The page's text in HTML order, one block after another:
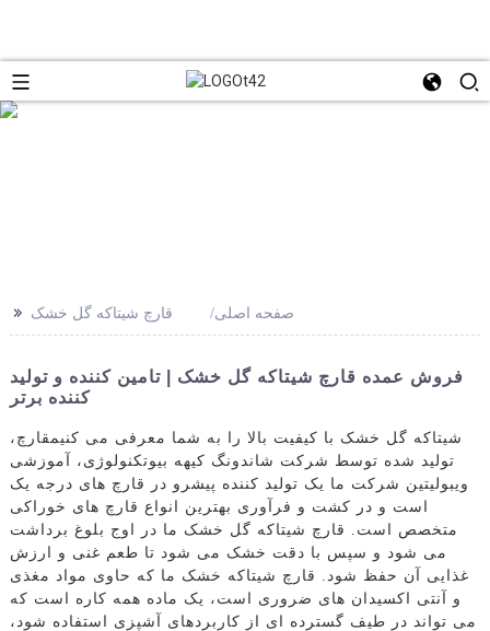
>> صفحه اصلی قارچ شیتاکه گل خشک
فروش عمده قارچ شیتاکه گل خشک | تامین کننده و تولید
کننده برتر
شیتاکه گل خشک با کیفیت بالا را به شما معرفی می کنیمقارچ ،
تولید شده توسط شرکت شاندونگ کیهه بیوتکنولوژی، آموزشی
ویبولیتین شرکت ما یک تولید کننده پیشرو در قارچ های درجه یک
است و در کشت و فرآوری بهترین انواع قارچ های خوراکی
متخصص است. قارچ شیتاکه گل خشک ما در اوج بلوغ برداشت
می شود و سپس با دقت خشک می شود تا طعم غنی و ارزش
غذایی آن حفظ شود. قارچ شیتاکه خشک ما که حاوی مواد مغذی
و آنتی اکسیدان های ضروری است، یک ماده همه کاره است که
می تواند در طیف گسترده ای از کاربردهای آشپزی استفاده شود،